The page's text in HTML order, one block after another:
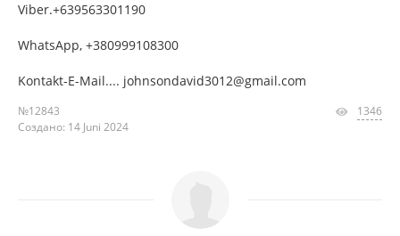
Viber.+639563301190
WhatsApp, +380999108300
Kontakt-E-Mail.... johnsondavid3012@gmail.com
№12843
Создано: 14 Juni 2024
1346